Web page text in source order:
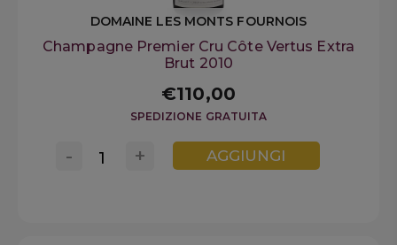
DOMAINE LES MONTS FOURNOIS
Champagne Premier Cru Côte Vertus Extra
Brut 2010
€110,00
SPEDIZIONE GRATUITA
+
- AGGIUNGI